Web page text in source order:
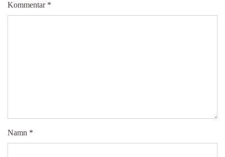
Kommentar *
Namn *